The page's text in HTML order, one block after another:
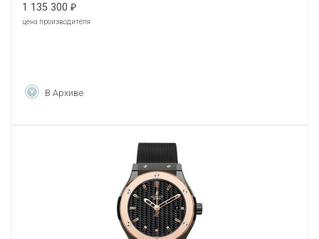
1 135 300 ₽
цена производителя
В Архиве